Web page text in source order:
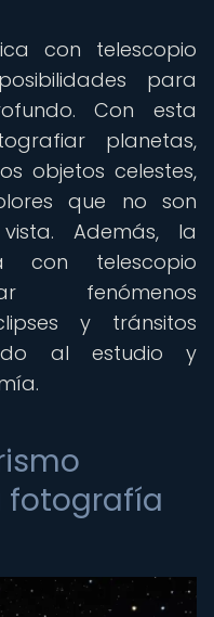
con telescopio
para
Con esta
planetas,
objetos celestes,
que no son
Además, la
con telescopio
fenómenos
y tránsitos
al estudio y
fotografía